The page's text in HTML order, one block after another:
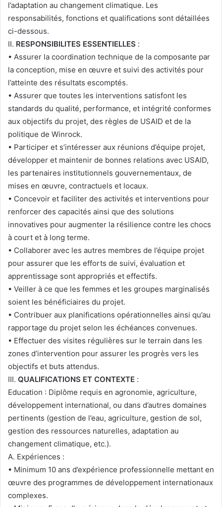
l’adaptation au changement climatique. Les
responsabilités, fonctions et qualifications sont détaillées
ci-dessous.
II. RESPONSIBILITES ESSENTIELLES :
• Assurer la coordination technique de la composante par
la conception, mise en œuvre et suivi des activités pour
l’atteinte des résultats escomptés.
• Assurer que toutes les interventions satisfont les
standards du qualité, performance, et intégrité conformes
aux objectifs du projet, des règles de USAID et de la
politique de Winrock.
• Participer et s’intéresser aux réunions d’équipe projet,
développer et maintenir de bonnes relations avec USAID,
les partenaires institutionnels gouvernementaux, de
mises en œuvre, contractuels et locaux.
• Concevoir et faciliter des activités et interventions pour
renforcer des capacités ainsi que des solutions
innovatives pour augmenter la résilience contre les chocs
à court et à long terme.
• Collaborer avec les autres membres de l’équipe projet
pour assurer que les efforts de suivi, évaluation et
apprentissage sont appropriés et effectifs.
• Veiller à ce que les femmes et les groupes marginalisés
soient les bénéficiaires du projet.
• Contribuer aux planifications opérationnelles ainsi qu’au
rapportage du projet selon les échéances convenues.
• Effectuer des visites régulières sur le terrain dans les
zones d’intervention pour assurer les progrès vers les
objectifs et buts attendus.
III. QUALIFICATIONS ET CONTEXTE :
Education : Diplôme requis en agronomie, agriculture,
développement international, ou dans d’autres domaines
pertinents (gestion de l’eau, agriculture, gestion de sol,
gestion des ressources naturelles, adaptation au
changement climatique, etc.).
A. Expériences :
• Minimum 10 ans d’expérience professionnelle mettant en
œuvre des programmes de développement internationaux
complexes.